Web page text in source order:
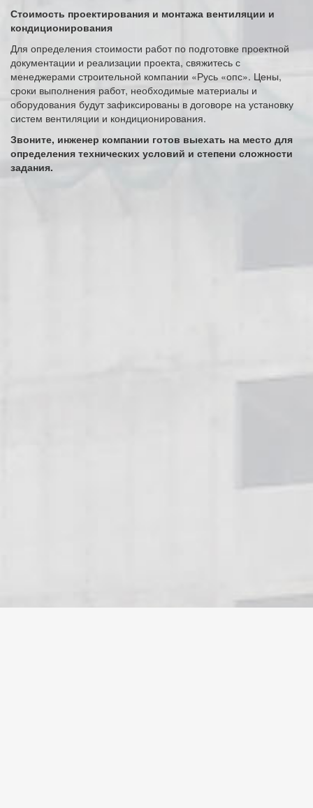
Стоимость проектирования и монтажа вентиляции и
кондиционирования
Для определения стоимости работ по подготовке проектной
документации и реализации проекта, свяжитесь с
менеджерами строительной компании «Русь «опс». Цены,
сроки выполнения работ, необходимые материалы и
оборудования будут зафиксированы в договоре на установку
систем вентиляции и кондиционирования.
Звоните, инженер компании готов выехать на место для
определения технических условий и степени сложности
задания.